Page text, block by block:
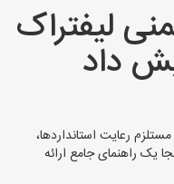
لیفتراک
داد
رعایت استانداردها،
یک راهنمای جامع ارائه